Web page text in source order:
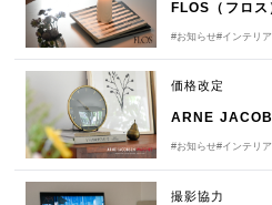
#お知らせ#インテリア
価格改定
#お知らせ#インテリア
撮影協力